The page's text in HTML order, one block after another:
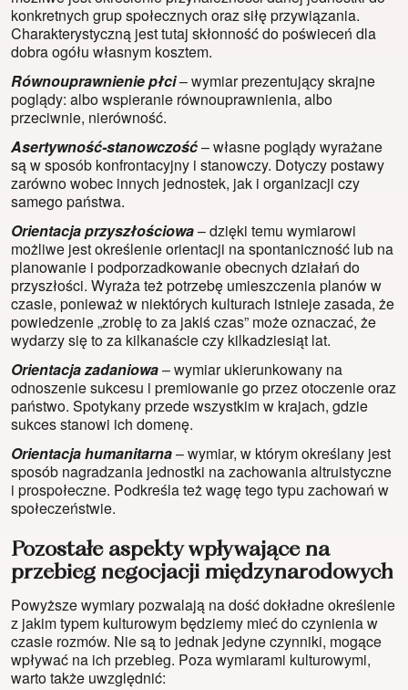
konkretnych grup społecznych oraz siłę przywiązania.
Charakterystyczną jest tutaj skłonność do poświeceń dla
dobra ogółu własnym kosztem.
Równouprawnienie płci– wymiar prezentujący skrajne
poglądy: albo wspieranie równouprawnienia, albo
przeciwnie, nierówność.
Asertywność-stanowczość– własne poglądy wyrażane
są w sposób konfrontacyjny i stanowczy. Dotyczy postawy
zarówno wobec innych jednostek, jak i organizacji czy
samego państwa.
Orientacja przyszłościowa– dzięki temu wymiarowi
możliwe jest określenie orientacji na spontaniczność lub na
planowanie i podporzadkowanie obecnych działań do
przyszłości. Wyraża też potrzebę umieszczenia planów w
czasie, ponieważ w niektórych kulturach istnieje zasada, że
powiedzenie „zrobię to za jakiś czas” może oznaczać, że
wydarzy się to za kilkanaście czy kilkadziesiąt lat.
Orientacja zadaniowa– wymiar ukierunkowany na
odnoszenie sukcesu i premiowanie go przez otoczenie oraz
państwo. Spotykany przede wszystkim w krajach, gdzie
sukces stanowi ich domenę.
Orientacja humanitarna– wymiar, w którym określany jest
sposób nagradzania jednostki na zachowania altruistyczne
i prospołeczne. Podkreśla też wagę tego typu zachowań w
społeczeństwie.
Pozostałe aspekty wpływające na
przebieg negocjacji międzynarodowych
Powyższe wymiary pozwalają na dość dokładne określenie
z jakim typem kulturowym będziemy mieć do czynienia w
czasie rozmów. Nie są to jednak jedyne czynniki, mogące
wpływać na ich przebieg. Poza wymiarami kulturowymi,
warto także uwzględnić: